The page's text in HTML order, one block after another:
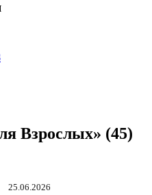
Взрослых» (45)
25.06.2026